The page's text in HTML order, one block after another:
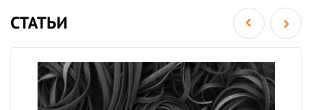
СТАТЬИ